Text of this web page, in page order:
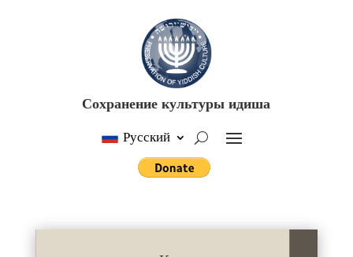
Сохранение культуры идиша
Русский